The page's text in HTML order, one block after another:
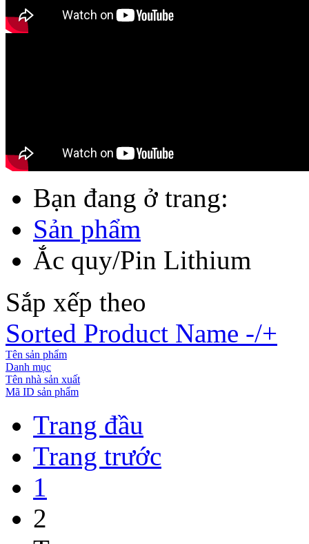
Bạn đang ở trang:
Sản phẩm
Ắc quy/Pin Lithium
Sắp xếp theo
Sorted Product Name -/+
Tên sản phẩm
Danh mục
Tên nhà sản xuất
Mã ID sản phẩm
Trang đầu
Trang trước
1
2